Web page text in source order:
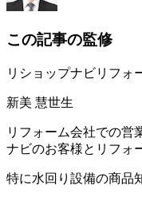
この記事の監修
リショップナビリフォ
新美 慧世生
リフォーム会社での営
ナビのお客様とリフォ
特に水回り設備の商品